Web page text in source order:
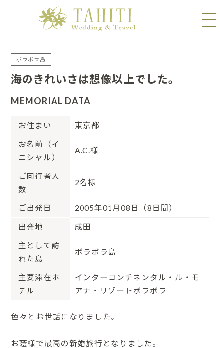
ボラボラ島
海のきれいさは想像以上でした。
MEMORIAL DATA
お住まい 東京都
お名前（イ
ニシャル）
A.C.様
ご同行者人
数
2名様
ご出発日 2005年01月08日（8日間）
出発地 成田
主として訪
れた島
ボラボラ島
主要滞在ホ
テル
インターコンチネンタル・ル・モ
アナ・リゾートボラボラ
色々とお世話になりました。
お蔭様で最高の新婚旅行となりました。